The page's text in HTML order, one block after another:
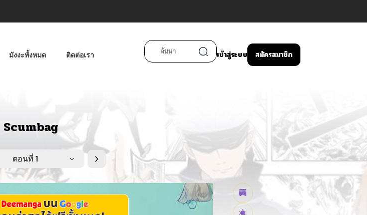
มังงะทั้งหมด ติดต่อเรา เข้าสู่ระบบ สมัครสมาชิก
Scumbag
ตอนที่ 1